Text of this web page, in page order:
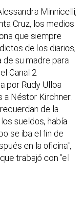
Minnicelli,
Cruz, los medios
que siempre
de los diarios,
de su madre para
Canal 2
por Rudy Ulloa
a Néstor Kirchner.
de la
sueldos, había
se iba el fin de
en la oficina",
trabajó con "el